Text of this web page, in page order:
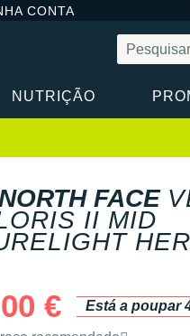
CONTA
NUTRIÇÃO
FACE
II MID
€
Está a poupar